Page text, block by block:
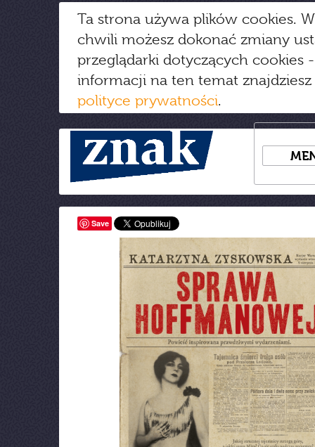
Ta strona używa plików cookies.
chwili możesz dokonać zmiany
przeglądarki dotyczących cookies
informacji na ten temat
polityce prywatności.
Save